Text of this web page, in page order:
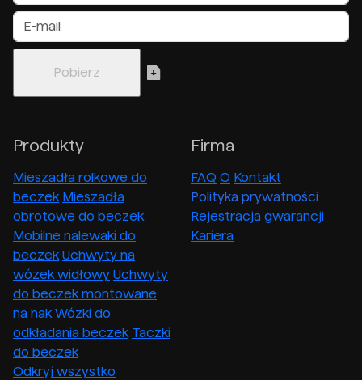
Produkty
Mieszadła rolkowe do
beczek Mieszadła
obrotowe do beczek
Mobilne nalewaki do
beczek Uchwyty na
wózek widłowy Uchwyty
do beczek montowane
na hak Wózki do
odkładania beczek Taczki
do beczek
Odkryj wszystko
Firma
FAQ O Kontakt
Polityka prywatności
Rejestracja gwarancji
Kariera